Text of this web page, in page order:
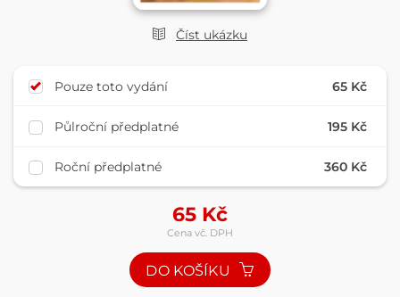
Číst ukázku
Pouze toto vydání 65 Kč
Půlroční předplatné 195 Kč
Roční předplatné 360 Kč
65 Kč
Cena vč. DPH
DO KOŠÍKU